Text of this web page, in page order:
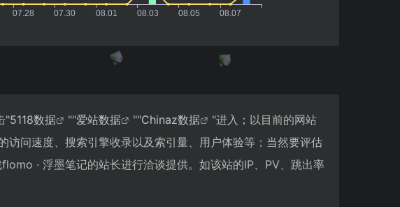
"5118数据 ""爱站数据 ""Chinaz数据
"进入；以目前的网站
问速度、搜索引擎收录以及索引量、用户体验等；当然要评估
· 浮墨笔记的站长进行洽谈提供。如该站的IP、PV、跳出率